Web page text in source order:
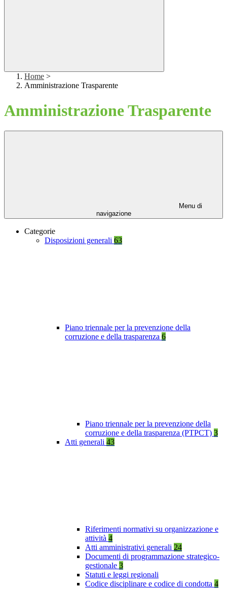
Home >
Amministrazione Trasparente
Amministrazione Trasparente
Menu di
navigazione
Categorie
Disposizioni generali 63
Piano triennale per la prevenzione della
corruzione e della trasparenza 6
Piano triennale per la prevenzione della
corruzione e della trasparenza (PTPCT) 3
Atti generali 43
Riferimenti normativi su organizzazione e
attività 4
Atti amministrativi generali 24
Documenti di programmazione strategico-
gestionale 3
Statuti e leggi regionali
Codice disciplinare e codice di condotta 4